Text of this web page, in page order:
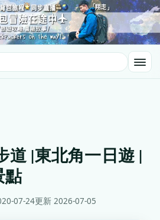
道 |東北角一日遊 |
點
07-24更新 2026-07-05